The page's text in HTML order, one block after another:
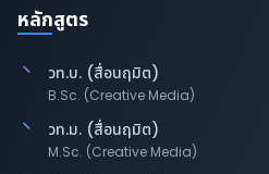
หลักสูตร
วท.บ. (สื่อนฤมิต)
B.Sc. (Creative Media)
วท.ม. (สื่อนฤมิต)
M.Sc. (Creative Media)